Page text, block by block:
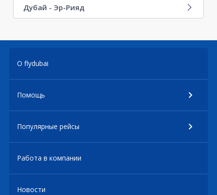
Дубай - Эр-Рияд
О flydubai
Помощь
Популярные рейсы
Работа в компании
Новости